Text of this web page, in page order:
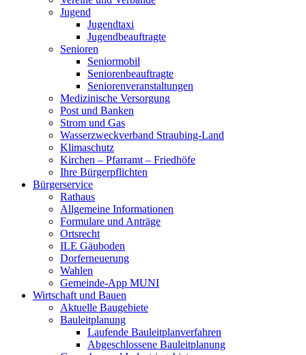
Jugend
Jugendtaxi
Jugendbeauftragte
Senioren
Seniormobil
Seniorenbeauftragte
Seniorenveranstaltungen
Medizinische Versorgung
Post und Banken
Strom und Gas
Wasserzweckverband Straubing-Land
Klimaschutz
Kirchen – Pfarramt – Friedhöfe
Ihre Bürgerpflichten
Bürgerservice
Rathaus
Allgemeine Informationen
Formulare und Anträge
Ortsrecht
ILE Gäuboden
Dorferneuerung
Wahlen
Gemeinde-App MUNI
Wirtschaft und Bauen
Aktuelle Baugebiete
Bauleitplanung
Laufende Bauleitplanverfahren
Abgeschlossene Bauleitplanung